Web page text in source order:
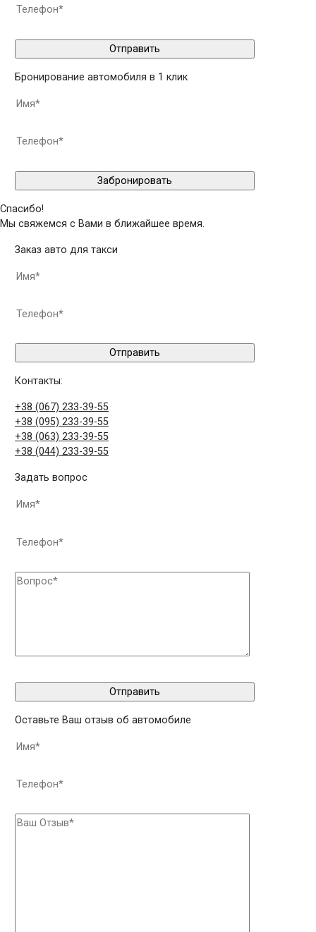
Бронирование автомобиля в 1 клик
Спасибо!
Мы свяжемся с Вами в ближайшее время.
Заказ авто для такси
Контакты:
+38 (067) 233-39-55
+38 (095) 233-39-55
+38 (063) 233-39-55
+38 (044) 233-39-55
Задать вопрос
Оставьте Ваш отзыв об автомобиле